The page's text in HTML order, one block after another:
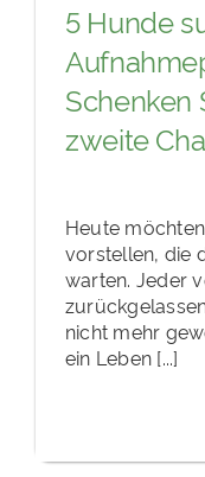
5 Hunde
Schenken
zweite
Heute
vorstellen, die
warten. Jeder
nicht mehr
ein Leben [...]